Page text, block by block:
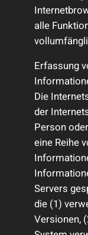
alle
Erfassung
Die
der
Person
eine Reihe
Servers
die (1)
Versionen,